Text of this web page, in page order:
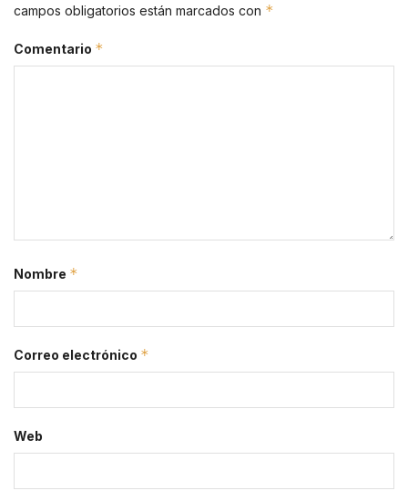
campos obligatorios están marcados con *
Comentario *
Nombre *
Correo electrónico *
Web